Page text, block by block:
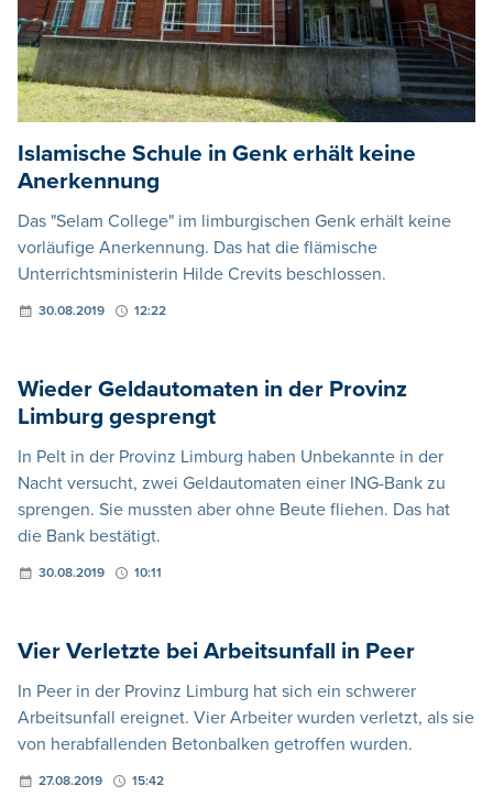
Islamische Schule in Genk erhält keine
Anerkennung
Das "Selam College" im limburgischen Genk erhält keine
vorläufige Anerkennung. Das hat die flämische
Unterrichtsministerin Hilde Crevits beschlossen.
30.08.2019 12:22
Wieder Geldautomaten in der Provinz
Limburg gesprengt
In Pelt in der Provinz Limburg haben Unbekannte in der
Nacht versucht, zwei Geldautomaten einer ING-Bank zu
sprengen. Sie mussten aber ohne Beute fliehen. Das hat
die Bank bestätigt.
30.08.2019 10:11
Vier Verletzte bei Arbeitsunfall in Peer
In Peer in der Provinz Limburg hat sich ein schwerer
Arbeitsunfall ereignet. Vier Arbeiter wurden verletzt, als sie
von herabfallenden Betonbalken getroffen wurden.
27.08.2019 15:42